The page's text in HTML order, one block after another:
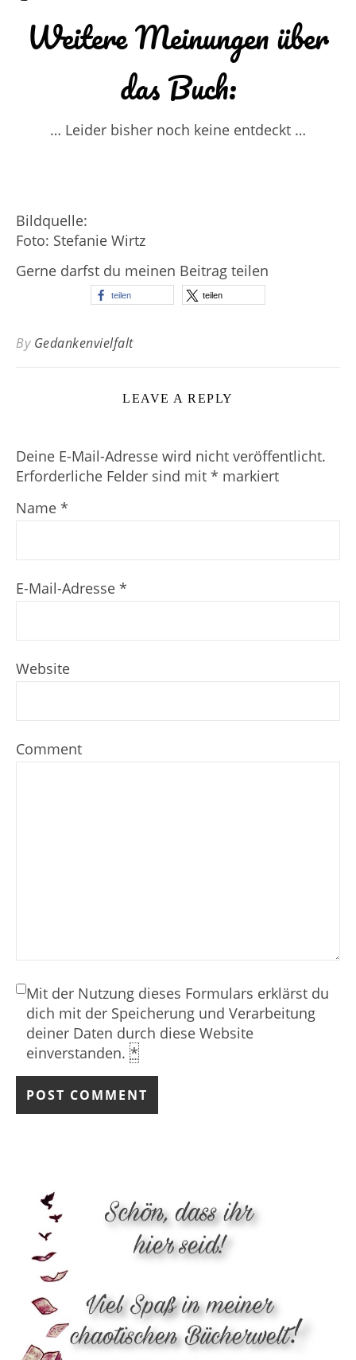
Weitere Meinungen über
das Buch:
… Leider bisher noch keine entdeckt …
Bildquelle:
Foto: Stefanie Wirtz
Gerne darfst du meinen Beitrag teilen
teilen teilen
By Gedankenvielfalt
LEAVE A REPLY
Deine E-Mail-Adresse wird nicht veröffentlicht.
Erforderliche Felder sind mit * markiert
Name *
E-Mail-Adresse *
Website
Comment
Mit der Nutzung dieses Formulars erklärst du
dich mit der Speicherung und Verarbeitung
deiner Daten durch diese Website
einverstanden. *